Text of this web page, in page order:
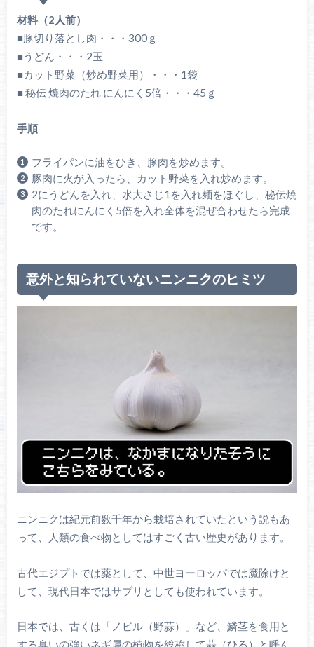
材料（2人前）
■豚切り落とし肉・・・300ｇ
■うどん・・・2玉
■カット野菜（炒め野菜用）・・・1袋
■ 秘伝 焼肉のたれ にんにく5倍・・・45ｇ
手順
フライパンに油をひき、豚肉を炒めます。
豚肉に火が入ったら、カット野菜を入れ炒めます。
2にうどんを入れ、水大さじ1を入れ麺をほぐし、秘伝焼
肉のたれにんにく5倍を入れ全体を混ぜ合わせたら完成
です。
意外と知られていないニンニクのヒミツ
ニンニクは紀元前数千年から栽培されていたという説もあ
って、人類の食べ物としてはすごく古い歴史があります。
古代エジプトでは薬として、中世ヨーロッパでは魔除けと
して、現代日本ではサプリとしても使われています。
日本では、古くは「ノビル（野蒜）」など、鱗茎を食用と
する臭いの強いネギ属の植物を総称して蒜（ひる）と呼ん